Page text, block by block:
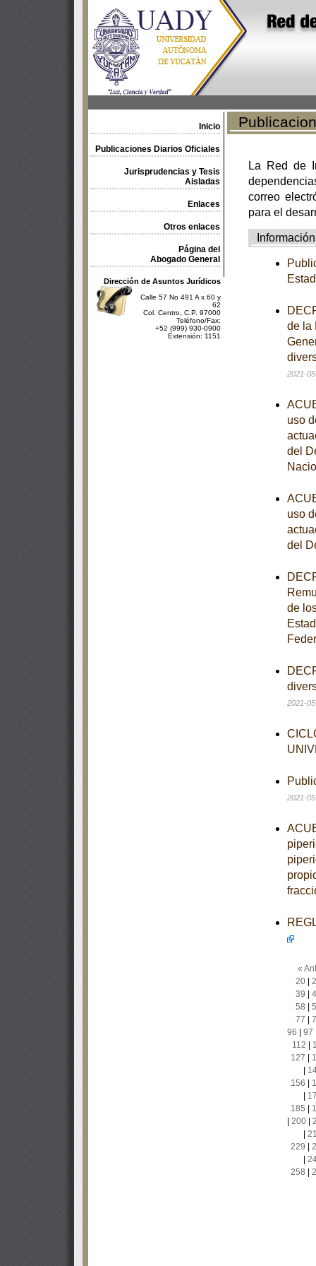
Inicio
Publicaciones Diarios Oficiales
Jurisprudencias y Tesis
Aisladas
Enlaces
Otros enlaces
Página del
Abogado General
Dirección de Asuntos Jurídicos
Calle 57 No 491 A x 60 y
62
Col. Centro, C.P. 97000
Teléfono/Fax:
+52 (999) 930-0900
Extensión: 1151
La Red de
correo
para el
Información
de la
2021-
uso
del
uso
del
de
2021-
2021-
«
20|
39
58
77
96
97
112
127
156
185
200|
229
258